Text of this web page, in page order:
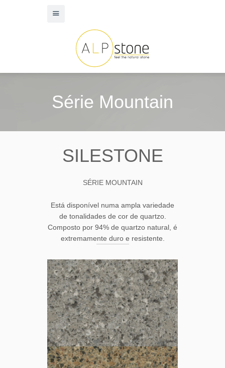
Série Mountain
SILESTONE
SÉRIE MOUNTAIN
Está disponível numa ampla variedade
de tonalidades de cor de quartzo.
Composto por 94% de quartzo natural, é
extremamente duro e resistente.